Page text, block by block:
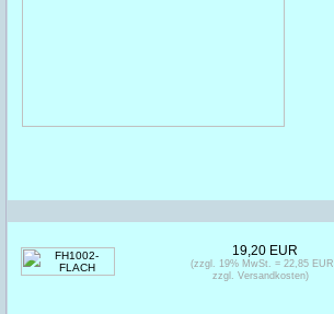
19,20 EUR
(zzgl. 19% MwSt. = 22,85 EUR
zzgl. Versandkosten)